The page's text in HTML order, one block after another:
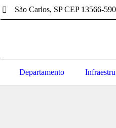
São Carlos, SPCEP 13566-590
Departamento